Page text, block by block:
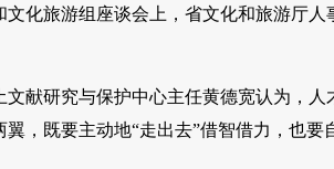
文化旅游组座谈会上，省文化和旅游厅
文献研究与保护中心主任黄德宽认为，
，既要主动地“走出去”借智借力，也要